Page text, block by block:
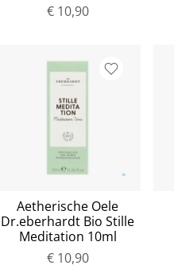
€ 10,90
Aetherische Oele
Dr.eberhardt Bio Stille
Meditation 10ml
€ 10,90